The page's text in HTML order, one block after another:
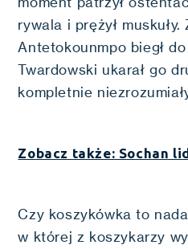
rywala i prężył
Antetokounmpo biegł
Twardowski ukarał go
kompletnie
Zobacz także: Sochan
Czy koszykówka to
w której z koszykarzy